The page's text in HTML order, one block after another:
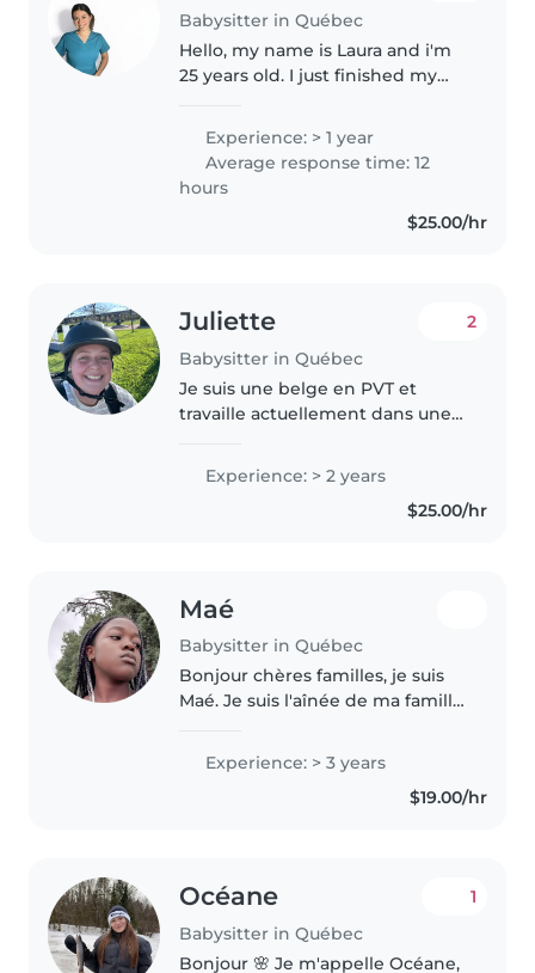
Babysitter in Québec
Hello, my name is Laura and i'm
25 years old. I just finished my
I've been in Quebec for 3
months with my husband and
I'm in process for my
permanent..
Experience: > 1 year
Average response time: 12
hours
$25.00/hr
Juliette
Babysitter in Québec
2
Je suis une belge en PVT et
travaille actuellement dans une
m'adapte facilement aux
Experience: > 2 years
$25.00/hr
Maé
Babysitter in Québec
Bonjour chères familles, je suis
Maé. Je suis l'aînée de ma famille
capable de babaysitter des
enfants ainsi que de les aider
Experience: > 3 years
$19.00/hr
Océane
Babysitter in Québec
1
Bonjour 🌸 Je m'appelle Océane,